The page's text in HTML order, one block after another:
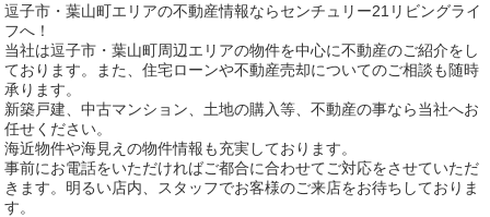
逗子市・葉山町エリアの不動産情報ならセンチュリー21リビングライ
フへ！
当社は逗子市・葉山町周辺エリアの物件を中心に不動産のご紹介をし
ております。また、住宅ローンや不動産売却についてのご相談も随時
承ります。
新築戸建、中古マンション、土地の購入等、不動産の事なら当社へお
任せください。
海近物件や海見えの物件情報も充実しております。
事前にお電話をいただければご都合に合わせてご対応をさせていただ
きます。明るい店内、スタッフでお客様のご来店をお待ちしておりま
す。